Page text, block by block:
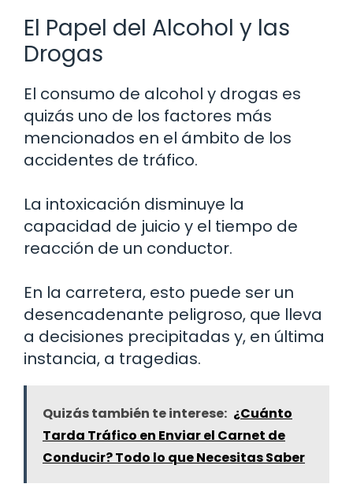
El Papel del Alcohol y las
Drogas
El consumo de alcohol y drogas es
quizás uno de los factores más
mencionados en el ámbito de los
accidentes de tráfico.
La intoxicación disminuye la
capacidad de juicio y el tiempo de
reacción de un conductor.
En la carretera, esto puede ser un
desencadenante peligroso, que lleva
a decisiones precipitadas y, en última
instancia, a tragedias.
Quizás también te interese: ¿Cuánto
Tarda Tráfico en Enviar el Carnet de
Conducir? Todo lo que Necesitas Saber